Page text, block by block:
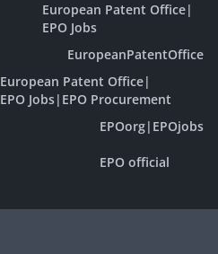
European Patent Office|
EPO Jobs
EuropeanPatentOffice
European Patent Office|
EPO Jobs| EPO Procurement
EPOorg| EPOjobs
EPO official